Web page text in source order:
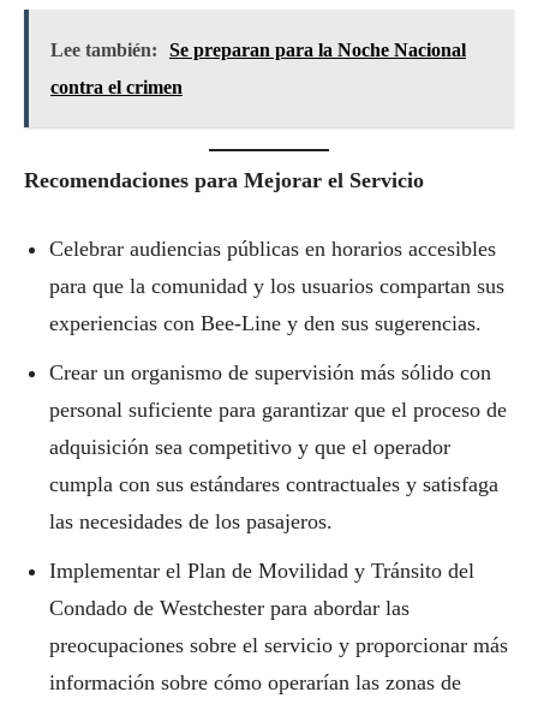
Lee también:
Se preparan para la Noche Nacional
contra el crimen
Recomendaciones para Mejorar el Servicio
Celebrar audiencias públicas en horarios accesibles
para que la comunidad y los usuarios compartan sus
experiencias con Bee-Line y den sus sugerencias.
Crear un organismo de supervisión más sólido con
personal suficiente para garantizar que el proceso de
adquisición sea competitivo y que el operador
cumpla con sus estándares contractuales y satisfaga
las necesidades de los pasajeros.
Implementar el Plan de Movilidad y Tránsito del
Condado de Westchester para abordar las
preocupaciones sobre el servicio y proporcionar más
información sobre cómo operarían las zonas de